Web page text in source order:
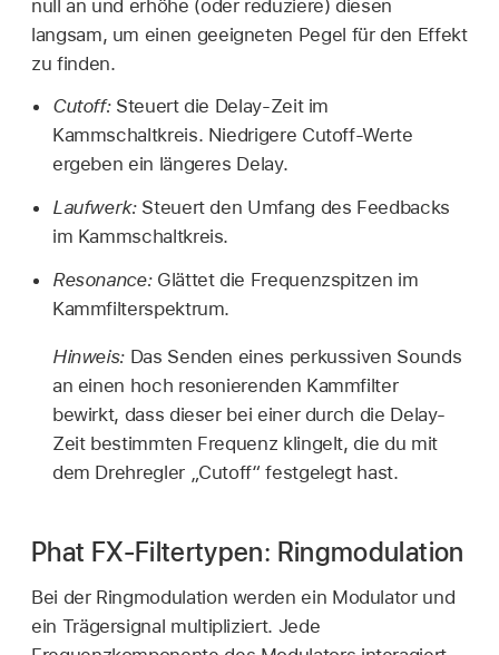
null an und erhöhe (oder reduziere) diesen
langsam, um einen geeigneten Pegel für den Effekt
zu finden.
Cutoff:Steuert die Delay-Zeit im
Kammschaltkreis. Niedrigere Cutoff-Werte
ergeben ein längeres Delay.
Laufwerk:Steuert den Umfang des Feedbacks
im Kammschaltkreis.
Resonance:Glättet die Frequenzspitzen im
Kammfilterspektrum.
Hinweis: Das Senden eines perkussiven Sounds
an einen hoch resonierenden Kammfilter
bewirkt, dass dieser bei einer durch die Delay-
Zeit bestimmten Frequenz klingelt, die du mit
dem Drehregler „Cutoff“ festgelegt hast.
Phat FX-Filtertypen: Ringmodulation
Bei der Ringmodulation werden ein Modulator und
ein Trägersignal multipliziert. Jede